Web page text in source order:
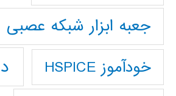
جعبه ابزار شبکه عصبی
خودآموز HSPICE